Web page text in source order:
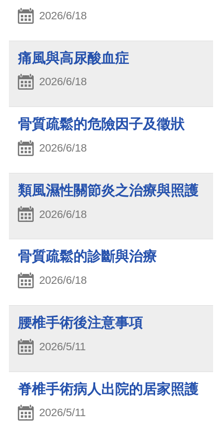
2026/6/18
痛風與高尿酸血症
2026/6/18
骨質疏鬆的危險因子及徵狀
2026/6/18
類風濕性關節炎之治療與照護
2026/6/18
骨質疏鬆的診斷與治療
2026/6/18
腰椎手術後注意事項
2026/5/11
脊椎手術病人出院的居家照護
2026/5/11